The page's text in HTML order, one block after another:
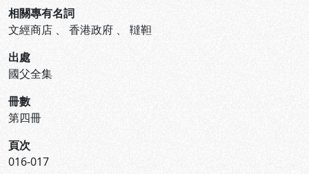
相關專有名詞
文經商店 、 香港政府 、 韃靼
出處
國父全集
冊數
第四冊
頁次
016-017